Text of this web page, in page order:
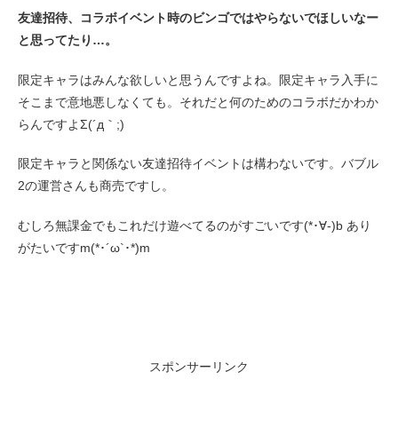
友達招待、コラボイベント時のビンゴではやらないでほしいなー
と思ってたり…。
限定キャラはみんな欲しいと思うんですよね。限定キャラ入手に
そこまで意地悪しなくても。それだと何のためのコラボだかわか
らんですよΣ(´д｀;)
限定キャラと関係ない友達招待イベントは構わないです。バブル
2の運営さんも商売ですし。
むしろ無課金でもこれだけ遊べてるのがすごいです(*･∀-)b あり
がたいですm(*･´ω`･*)m
スポンサーリンク